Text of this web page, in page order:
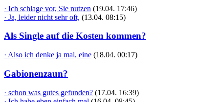
· Ich schlage vor, Sie nutzen (19.04. 17:46)
· Ja, leider nicht sehr oft, (13.04. 08:15)
Als Single auf die Kosten kommen?
· Also ich denke ja mal, eine (18.04. 00:17)
Gabionenzaun?
· schon was gutes gefunden? (17.04. 16:39)